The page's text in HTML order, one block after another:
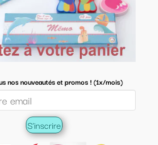
nos nouveautés et promos ! (1x/mois)